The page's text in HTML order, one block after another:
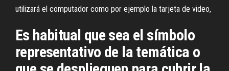
utilizará el computador como por ejemplo la tarjeta de video,
Es habitual que sea el símbolo
representativo de la temática o